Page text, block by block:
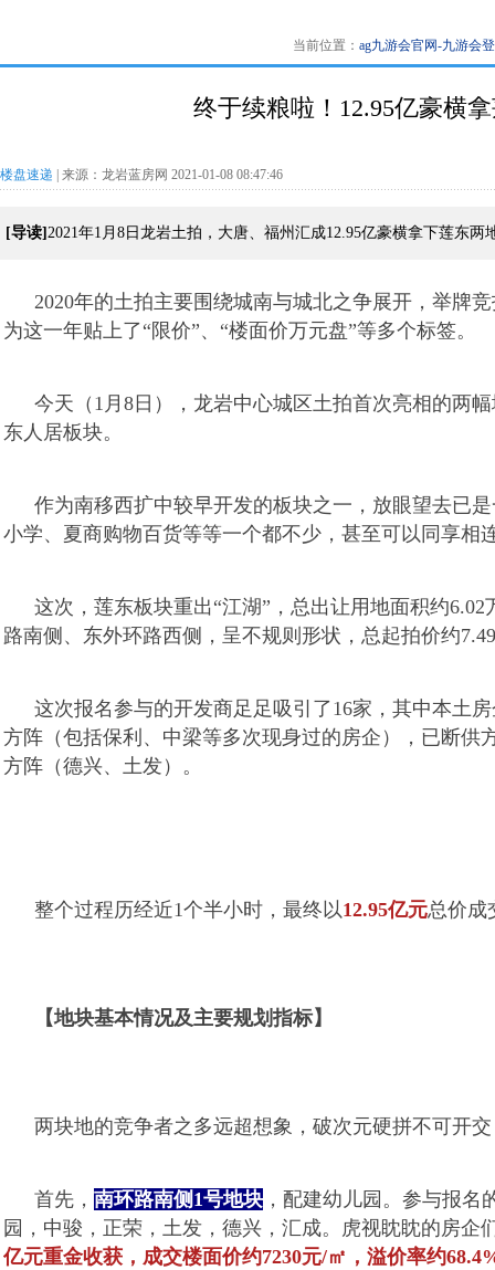
当前位置： ag九游会官网-九游会
终于续粮啦！12.95亿豪横
楼盘速递 | 来源：龙岩蓝房网 2021-01-08 08:47:46
[导读] 2021年1月8日龙岩土拍，大唐、福州汇成12.95亿豪横拿下莲东两
​2020年的土拍主要围绕城南与城北之争展开，举牌
为这一年贴上了“限价”、“楼面价万元盘”等多个标签。
今天（1月8日），龙岩中心城区土拍首次亮相的两
东人居板块。
作为南移西扩中较早开发的板块之一，放眼望去已
小学、夏商购物百货等等一个都不少，甚至可以同享相
这次，莲东板块重出“江湖”，总出让用地面积约
路南侧、东外环路西侧，呈不规则形状，总起拍价约
这次报名参与的开发商足足吸引了16家，其中本土
方阵（包括保利、中梁等多次现身过的房企），已断
方阵（德兴、土发）。
整个过程历经近1个半小时，最终以12.95亿元总价成
【地块基本情况及主要规划指标】
两块地的竞争者之多远超想象，破次元硬拼不可开
首先， 南环路南侧1号地块 ，配建幼儿园。参与报
园，中骏，正荣，土发，德兴，汇成。虎视眈眈的房
亿元重金收获，成交楼面价约7230元/㎡，溢价率约